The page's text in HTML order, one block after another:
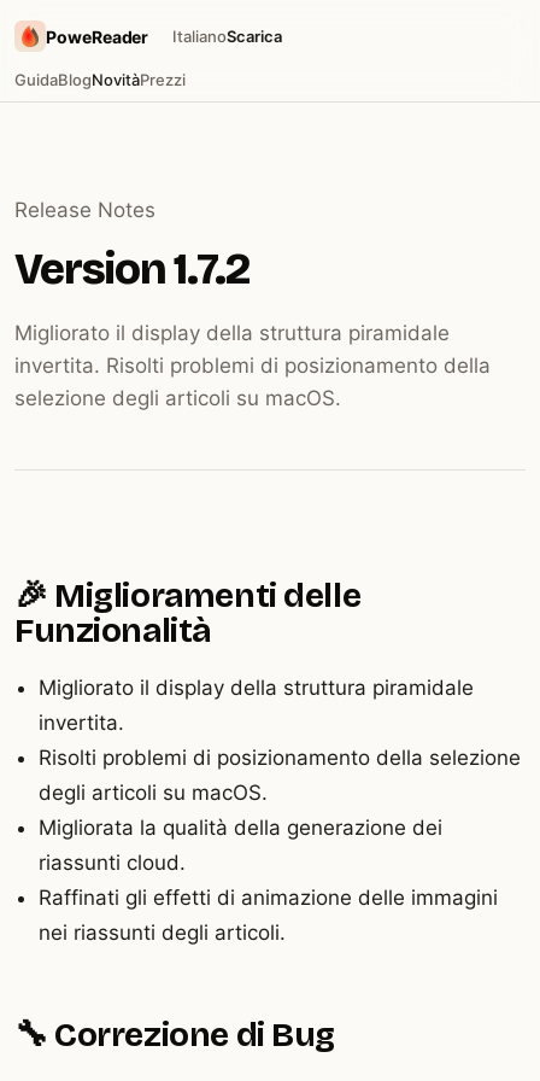
PoweReader
GuidaBlogNovitàPrezzi
ItalianoScarica
Release Notes
Version 1.7.2
Migliorato il display della struttura piramidale
invertita. Risolti problemi di posizionamento della
selezione degli articoli su macOS.
🎉 Miglioramenti delle
Funzionalità
Migliorato il display della struttura piramidale
invertita.
Risolti problemi di posizionamento della selezione
degli articoli su macOS.
Migliorata la qualità della generazione dei
riassunti cloud.
Raffinati gli effetti di animazione delle immagini
nei riassunti degli articoli.
🔧 Correzione di Bug